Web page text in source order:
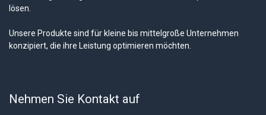
lösen.
Unsere Produkte sind für kleine bis mittelgroße Unternehmen
konzipiert, die ihre Leistung optimieren möchten.
Nehmen Sie Kontakt auf